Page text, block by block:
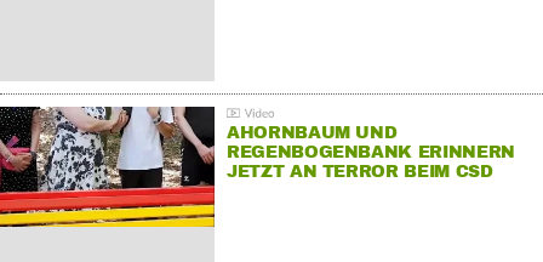
AHORNBAUM UND
REGENBOGENBANK ERINNERN
JETZT AN TERROR BEIM CSD